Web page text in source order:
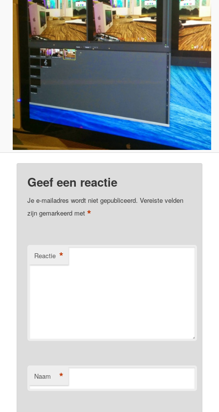
Geef een reactie
Je e-mailadres wordt niet gepubliceerd. Vereiste velden
zijn gemarkeerd met*
Reactie *
Naam *